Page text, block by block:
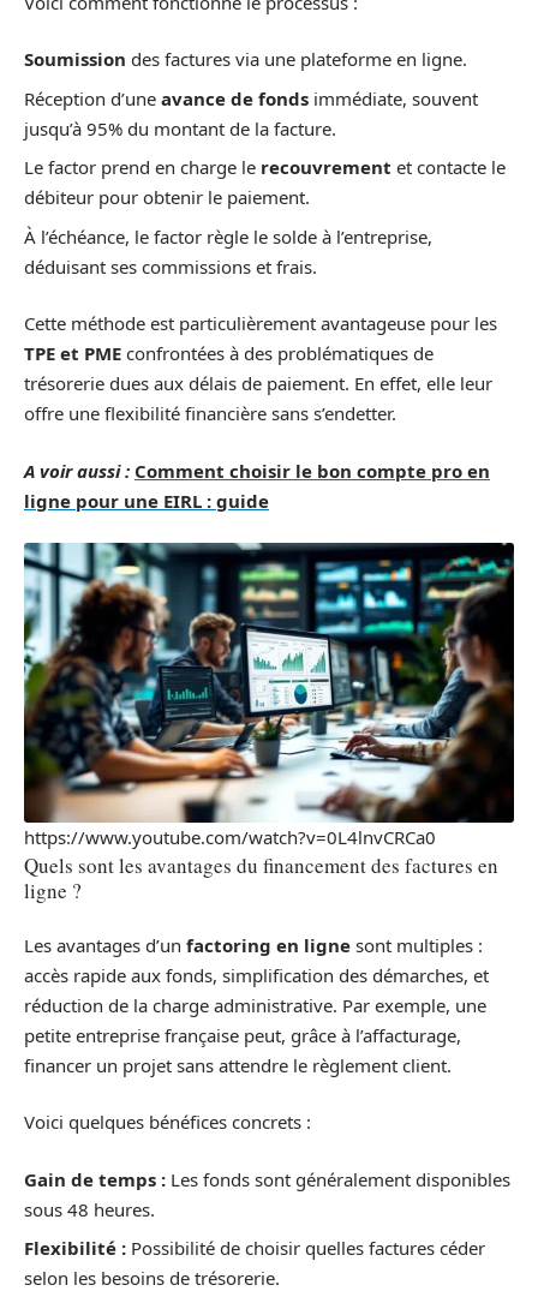
Soumission des factures via une plateforme en ligne.
Réception d’une avance de fonds immédiate, souvent
jusqu’à 95% du montant de la facture.
Le factor prend en charge le recouvrement et contacte le
débiteur pour obtenir le paiement.
À l’échéance, le factor règle le solde à l’entreprise,
déduisant ses commissions et frais.
Cette méthode est particulièrement avantageuse pour les
TPE et PME confrontées à des problématiques de
trésorerie dues aux délais de paiement. En effet, elle leur
offre une flexibilité financière sans s’endetter.
A voir aussi : Comment choisir le bon compte pro en
ligne pour une EIRL : guide
https://www.youtube.com/watch?v=0L4lnvCRCa0
Quels sont les avantages du financement des factures en
ligne ?
Les avantages d’un factoring en ligne sont multiples :
accès rapide aux fonds, simplification des démarches, et
réduction de la charge administrative. Par exemple, une
petite entreprise française peut, grâce à l’affacturage,
financer un projet sans attendre le règlement client.
Voici quelques bénéfices concrets :
Gain de temps : Les fonds sont généralement disponibles
sous 48 heures.
Flexibilité : Possibilité de choisir quelles factures céder
selon les besoins de trésorerie.